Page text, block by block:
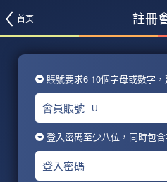
首页 註冊
賬號要求6-10個字母或數字
會員賬號 U-
登入密碼至少八位，同時包
登入密碼